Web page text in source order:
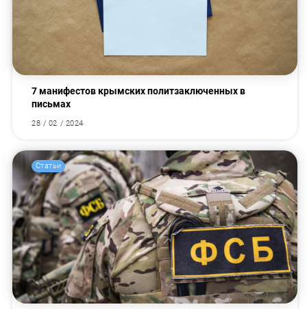
7 манифестов крымских политзаключенных в
письмах
28 / 02 / 2024
Статьи